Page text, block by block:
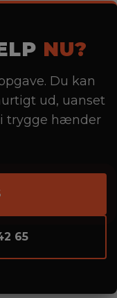
NU?
Du kan
ud, uanset
i trygge hænder
65